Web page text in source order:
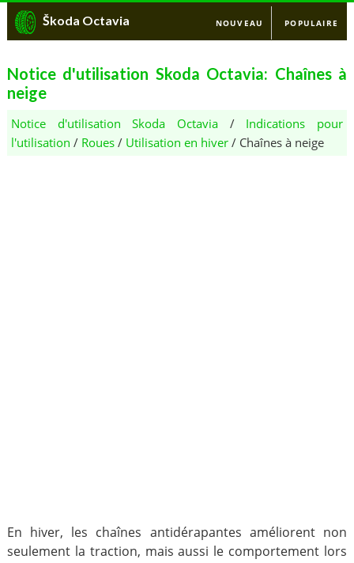
Škoda Octavia NOUVEAU POPULAIRE
Notice d'utilisation Skoda Octavia: Chaînes à
neige
Notice d'utilisation Skoda Octavia / Indications pour
l'utilisation / Roues/ Utilisation en hiver/ Chaînes à neige
En hiver, les chaînes antidérapantes améliorent non
seulement la traction, mais aussi le comportement lors